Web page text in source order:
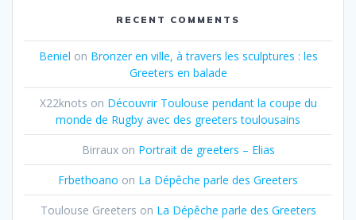
RECENT COMMENTS
Beniel on Bronzer en ville, à travers les sculptures : les
Greeters en balade
X22knots on Découvrir Toulouse pendant la coupe du
monde de Rugby avec des greeters toulousains
Birrauxon Portrait de greeters – Elias
Frbethoano on La Dépêche parle des Greeters
Toulouse Greeters on La Dépêche parle des Greeters